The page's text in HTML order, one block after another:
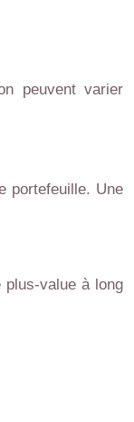
peuvent varier
portefeuille. Une
plus-value à long